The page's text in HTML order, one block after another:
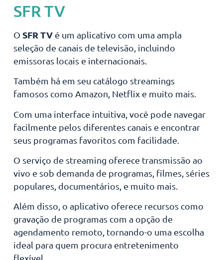
SFR TV
O SFR TV é um aplicativo com uma ampla
seleção de canais de televisão, incluindo
emissoras locais e internacionais.
Também há em seu catálogo streamings
famosos como Amazon, Netflix e muito mais.
Com uma interface intuitiva, você pode navegar
facilmente pelos diferentes canais e encontrar
seus programas favoritos com facilidade.
O serviço de streaming oferece transmissão ao
vivo e sob demanda de programas, filmes, séries
populares, documentários, e muito mais.
Além disso, o aplicativo oferece recursos como
gravação de programas com a opção de
agendamento remoto, tornando-o uma escolha
ideal para quem procura entretenimento